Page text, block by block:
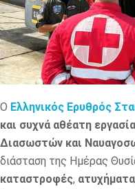
Ο Ελληνικός Ερυθρός
και συχνά αθέατη εργασία
Διασωστών και
διάσταση της Ημέρας
καταστροφές, ατυχήματα